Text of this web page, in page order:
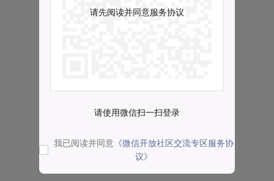
请先阅读并同意服务协议
请使用微信扫一扫登录
我已阅读并同意 《微信开放社区交流专区服务协
议》